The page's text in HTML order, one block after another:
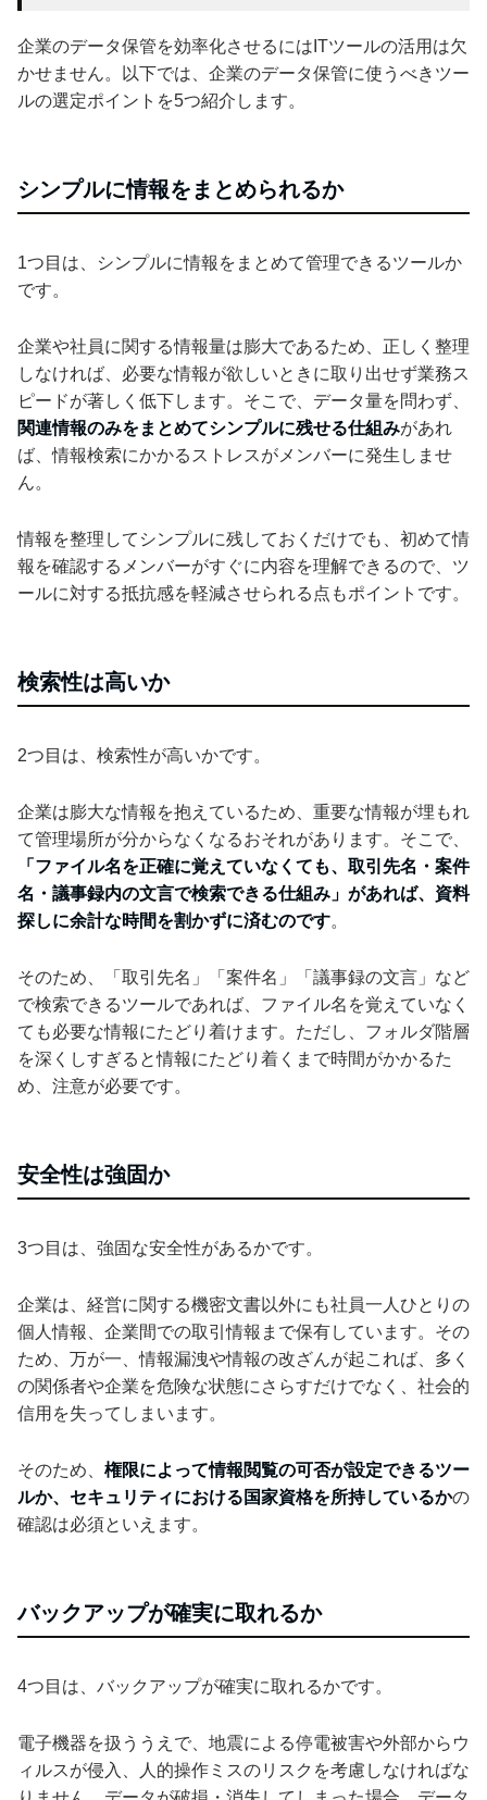
企業のデータ保管を効率化させるにはITツールの活用は欠
かせません。以下では、企業のデータ保管に使うべきツー
ルの選定ポイントを5つ紹介します。
シンプルに情報をまとめられるか
1つ目は、シンプルに情報をまとめて管理できるツールか
です。
企業や社員に関する情報量は膨大であるため、正しく整理
しなければ、必要な情報が欲しいときに取り出せず業務ス
ピードが著しく低下します。そこで、データ量を問わず、
関連情報のみをまとめてシンプルに残せる仕組みがあれ
ば、情報検索にかかるストレスがメンバーに発生しませ
ん。
情報を整理してシンプルに残しておくだけでも、初めて情
報を確認するメンバーがすぐに内容を理解できるので、ツ
ールに対する抵抗感を軽減させられる点もポイントです。
検索性は高いか
2つ目は、検索性が高いかです。
企業は膨大な情報を抱えているため、重要な情報が埋もれ
て管理場所が分からなくなるおそれがあります。そこで、
「ファイル名を正確に覚えていなくても、取引先名・案件
名・議事録内の文言で検索できる仕組み」があれば、資料
探しに余計な時間を割かずに済むのです。
そのため、「取引先名」「案件名」「議事録の文言」など
で検索できるツールであれば、ファイル名を覚えていなく
ても必要な情報にたどり着けます。ただし、フォルダ階層
を深くしすぎると情報にたどり着くまで時間がかかるた
め、注意が必要です。
安全性は強固か
3つ目は、強固な安全性があるかです。
企業は、経営に関する機密文書以外にも社員一人ひとりの
個人情報、企業間での取引情報まで保有しています。その
ため、万が一、情報漏洩や情報の改ざんが起これば、多く
の関係者や企業を危険な状態にさらすだけでなく、社会的
信用を失ってしまいます。
そのため、 権限によって情報閲覧の可否が設定できるツー
ルか、セキュリティにおける国家資格を所持しているかの
確認は必須といえます。
バックアップが確実に取れるか
4つ目は、バックアップが確実に取れるかです。
電子機器を扱ううえで、地震による停電被害や外部からウ
ィルスが侵入、人的操作ミスのリスクを考慮しなければな